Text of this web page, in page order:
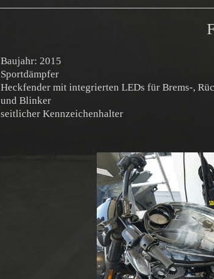
Baujahr: 2015
Sportdämpfer
Heckfender mit integrierten LEDs für Brems-,
und Blinker
seitlicher Kennzeichenhalter